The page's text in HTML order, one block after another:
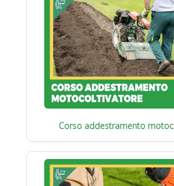
Corso addestramento